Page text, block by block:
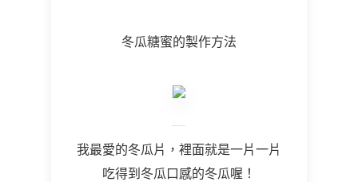
冬瓜糖蜜的製作方法
我最愛的冬瓜片，裡面就是一片一片
吃得到冬瓜口感的冬瓜喔！